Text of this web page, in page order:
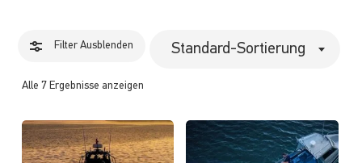
Filter Ausblenden
Alle 7 Ergebnisse anzeigen
Standard-Sortierung